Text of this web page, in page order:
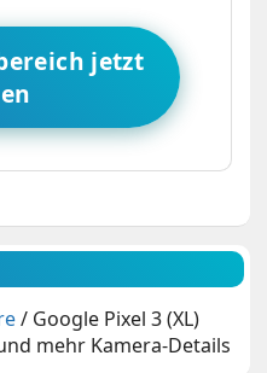
jetzt
/ Google Pixel 3 (XL)
mehr Kamera-Details